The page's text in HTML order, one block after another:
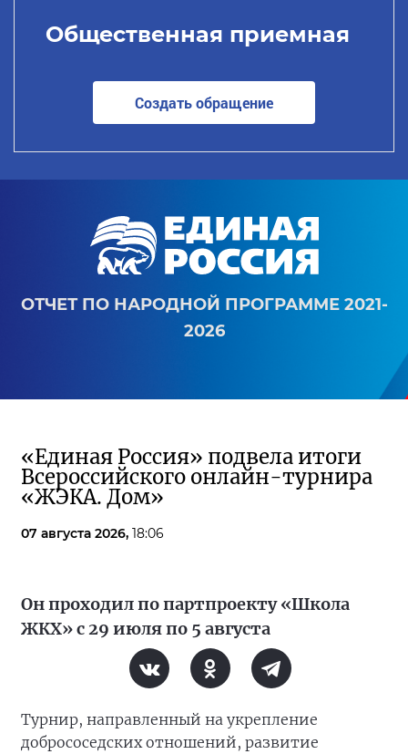
Общественная приемная
Создать обращение
ОТЧЕТ ПО НАРОДНОЙ ПРОГРАММЕ 2021-
2026
«Единая Россия» подвела итоги
Всероссийского онлайн-турнира
«ЖЭКА. Дом»
07 августа 2026, 18:06
Он проходил по партпроекту «Школа
ЖКХ» с 29 июля по 5 августа
Турнир, направленный на укрепление
добрососедских отношений, развитие